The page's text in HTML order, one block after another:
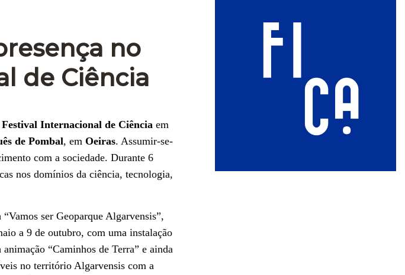
no
de Ciência
Festival Internacional de Ciência em
de Pombal, em Oeiras. Assumir-se-
com a sociedade. Durante 6
nos domínios da ciência, tecnologia,
ser Geoparque Algarvensis”,
a 9 de outubro, com uma instalação
“Caminhos de Terra” e ainda
no território Algarvensis com a